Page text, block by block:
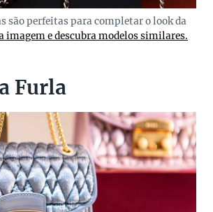
são perfeitas para completar o look da
imagem e descubra modelos similares.
Furla